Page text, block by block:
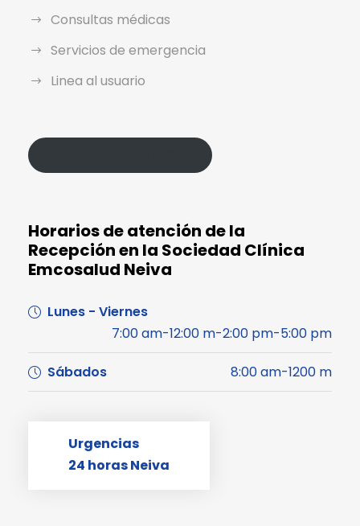
Consultas médicas
Servicios de emergencia
Linea al usuario
Horarios de atención de la
Recepción en la Sociedad Clínica
Emcosalud Neiva
Lunes - Viernes
7:00 am-12:00 m-2:00 pm-5:00 pm
Sábados 8:00 am-1200 m
Urgencias
24 horas Neiva